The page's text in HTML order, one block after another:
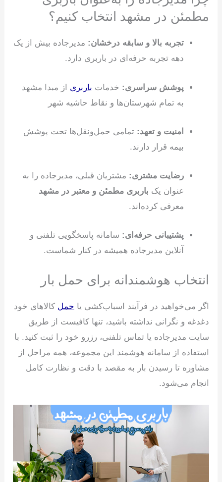
مطمئن در مشهد انتخاب کنیم؟
تجربه بالا و سابقه درخشان: مدیرجاده بیش از یک
دهه تجربه حرفه‌ای در باربری دارد.
پوشش سراسری: خدمات باربری از مبدا مشهد
به تمام شهرستان‌ها و نقاط حاشیه شهر
امنیت و تعهد: تمامی حمل‌ونقل‌ها تحت پوشش
بیمه قرار دارند.
رضایت مشتری: مشتریان قبلی، مدیرجاده را به
عنوان یک باربری مطمئن و معتبر در مشهد
معرفی کرده‌اند.
پشتیبانی حرفه‌ای: سامانه پاسخگویی تلفنی و
آنلاین مدیرجاده همیشه در کنار شماست.
انتخاب هوشمندانه برای حمل بار
اگر می‌خواهید در فرآیند اسباب‌کشی یا حمل کالاهای خود
دغدغه و نگرانی نداشته باشید، تنها کافیست از طریق
سایت مدیرجاده یا تماس تلفنی، رزرو خود را ثبت کنید. با
استفاده از سامانه هوشمند این مجموعه، همه مراحل از
مشاوره تا رسیدن بار به مقصد با دقت و نظارت کامل
انجام می‌شود.